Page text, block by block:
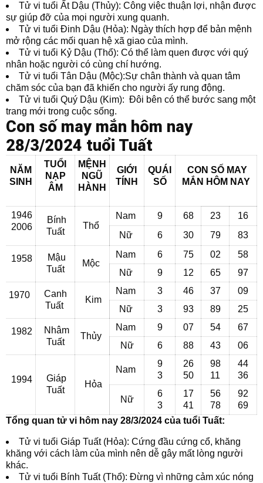
Tử vi tuổi Ất Dậu (Thủy): Công việc thuận lợi, nhận được
sự giúp đỡ của mọi người xung quanh.
Tử vi tuổi Đinh Dậu (Hỏa): Ngày thích hợp để bản mệnh
mở rộng các mối quan hệ xã giao của mình.
Tử vi tuổi Kỷ Dậu (Thổ): Có thể làm quen được với quý
nhân hoặc người có cùng chí hướng.
Tử vi tuổi Tân Dậu (Mộc):Sự chân thành và quan tâm
chăm sóc của bạn đã khiến cho người ấy rung động.
Tử vi tuổi Quý Dậu (Kim): Đôi bên có thể bước sang một
trang mới trong cuộc sống.
Con số may mắn hôm nay
28/3/2024 tuổi Tuất
NĂM
SINH
TUỔI
NẠP
ÂM
MỆNH
NGŨ
HÀNH
GIỚI
TÍNH
QUÁI
SỐ
CON SỐ MAY
MẮN HÔM NAY
1946
2006
Bính
Tuất
Thổ
Nam 9 68 23
16
Nữ
6 30 79 83
1958
Mậu
Tuất
Mộc
Nam 6 75 02
58
Nữ
9 12 65 97
1970
Canh
Tuất
Kim
Nam 3 46 37
09
Nữ
3 93 89 25
1982
Nhâm
Tuất
Thủy
Nam 9 07 54
67
Nữ
6 88 43 06
1994
Giáp
Tuất
Hỏa
Nam
9
3
26
50
98
11
44
36
Nữ
6
3
17
41
56
78
92
69
Tổng quan tử vi hôm nay 28/3/2024 của tuổi Tuất:
Tử vi tuổi Giáp Tuất (Hỏa): Cứng đầu cứng cổ, khăng
khăng với cách làm của mình nên dễ gây mất lòng người
khác.
Tử vi tuổi Bính Tuất (Thổ): Đừng vì những cảm xúc nóng